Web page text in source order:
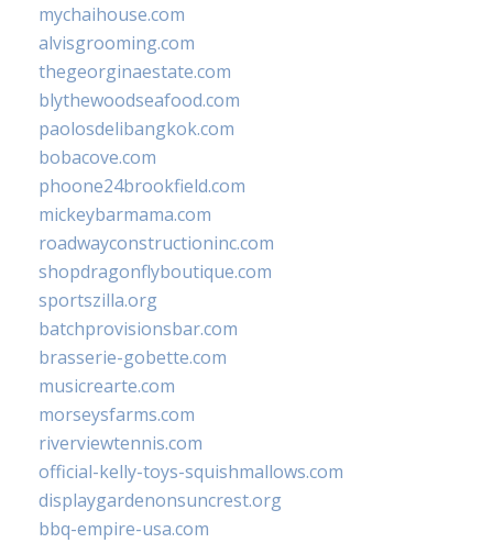
mychaihouse.com
alvisgrooming.com
thegeorginaestate.com
blythewoodseafood.com
paolosdelibangkok.com
bobacove.com
phoone24brookfield.com
mickeybarmama.com
roadwayconstructioninc.com
shopdragonflyboutique.com
sportszilla.org
batchprovisionsbar.com
brasserie-gobette.com
musicrearte.com
morseysfarms.com
riverviewtennis.com
official-kelly-toys-squishmallows.com
displaygardenonsuncrest.org
bbq-empire-usa.com